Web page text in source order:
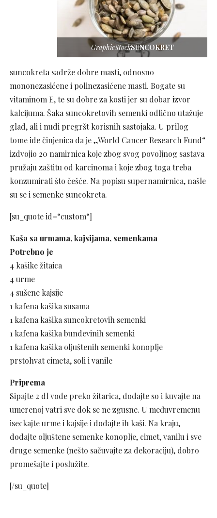
GraphicStockSUNCOKRET
suncokreta sadrže dobre masti, odnosno
mononezasićene i polinezasićene masti. Bogate su
vitaminom E, te su dobre za kosti jer su dobar izvor
kalcijuma. Šaka suncokretovih semenki odlično utažuje
glad, ali i nudi pregršt korisnih sastojaka. U prilog
tome ide činjenica da je „World Cancer Research Fund“
izdvojio 20 namirnica koje zbog svog povoljnog sastava
pružaju zaštitu od karcinoma i koje zbog toga treba
konzumirati što češće. Na popisu supernamirnica, našle
su se i semenke suncokreta.
[su_quote id=“custom“]
Kaša sa urmama, kajsijama, semenkama
Potrebno je
4 kašike žitaica
4 urme
4 sušene kajsije
1 kafena kašika susama
1 kafena kašika suncokretovih semenki
1 kafena kašika bundevinih semenki
1 kafena kašika oljuštenih semenki konoplje
prstohvat cimeta, soli i vanile
Priprema
Sipajte 2 dl vode preko žitarica, dodajte so i kuvajte na
umerenoj vatri sve dok se ne zgusne. U međuvremenu
iseckajte urme i kajsije i dodajte ih kaši. Na kraju,
dodajte oljuštene semenke konoplje, cimet, vanilu i sve
druge semenke (nešto sačuvajte za dekoraciju), dobro
promešajte i poslužite.
[/su_quote]